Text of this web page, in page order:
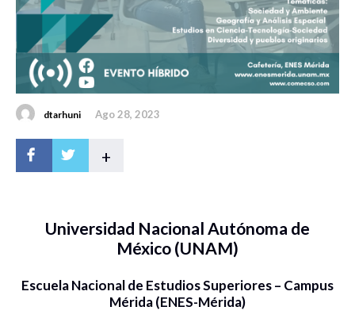
dtarhuni Ago 28, 2023
+
Universidad Nacional Autónoma de
México (UNAM)
Escuela Nacional de Estudios Superiores – Campus
Mérida (ENES-Mérida)